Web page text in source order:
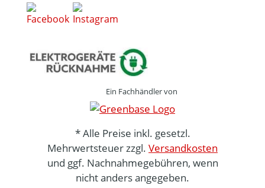
Ein Fachhändler von
* Alle Preise inkl. gesetzl.
Mehrwertsteuer zzgl. Versandkosten
und ggf. Nachnahmegebühren, wenn
nicht anders angegeben.